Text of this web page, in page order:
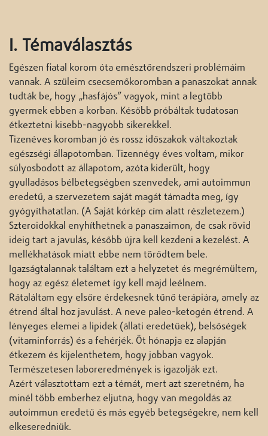
I. Témaválasztás
Egészen fiatal korom óta emésztőrendszeri problémáim
vannak. A szüleim csecsemőkoromban a panaszokat annak
tudták be, hogy „hasfájós” vagyok, mint a legtöbb
gyermek ebben a korban. Később próbáltak tudatosan
étkeztetni kisebb-nagyobb sikerekkel.
Tizenéves koromban jó és rossz időszakok váltakoztak
egészségi állapotomban. Tizennégy éves voltam, mikor
súlyosbodott az állapotom, azóta kiderült, hogy
gyulladásos bélbetegségben szenvedek, ami autoimmun
eredetű, a szervezetem saját magát támadta meg, így
gyógyíthatatlan. (A Saját kórkép cím alatt részletezem.)
Szteroidokkal enyhíthetnek a panaszaimon, de csak rövid
ideig tart a javulás, később újra kell kezdeni a kezelést. A
mellékhatások miatt ebbe nem törődtem bele.
Igazságtalannak találtam ezt a helyzetet és megrémültem,
hogy az egész életemet így kell majd leélnem.
Rátaláltam egy elsőre érdekesnek tűnő terápiára, amely az
étrend által hoz javulást. A neve paleo-ketogén étrend. A
lényeges elemei a lipidek (állati eredetűek), belsőségek
(vitaminforrás) és a fehérjék. Öt hónapja ez alapján
étkezem és kijelenthetem, hogy jobban vagyok.
Természetesen laboreredmények is igazolják ezt.
Azért választottam ezt a témát, mert azt szeretném, ha
minél több emberhez eljutna, hogy van megoldás az
autoimmun eredetű és más egyéb betegségekre, nem kell
elkeseredniük.